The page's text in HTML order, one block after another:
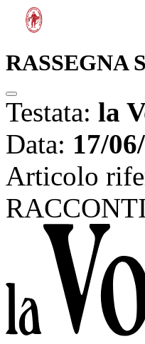
RASSEGNA
Testata: la
Data: 17/
Articolo